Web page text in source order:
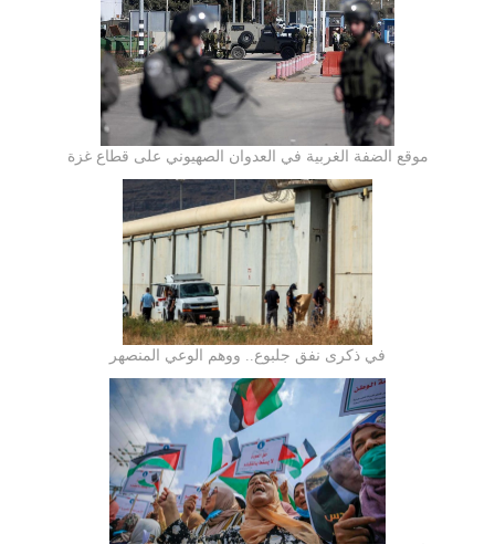
موقع الضفة الغربية في العدوان الصهيوني على قطاع غزة
في ذكرى نفق جلبوع.. ووهم الوعي المنصهر